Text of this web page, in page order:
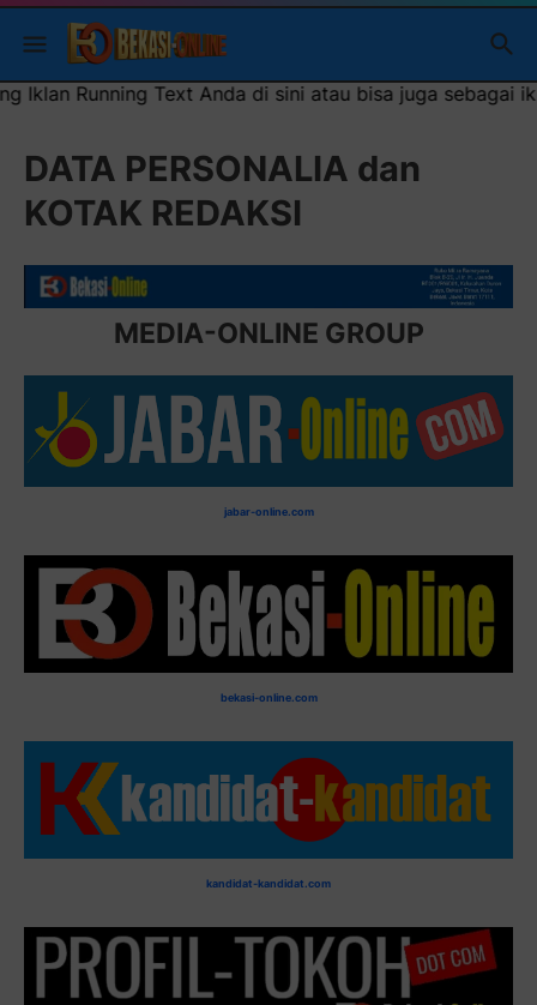
atau bisa juga sebagai iklan headliner di atas
DATA PERSONALIA dan
KOTAK REDAKSI
MEDIA-ONLINE GROUP
jabar-online.com
bekasi-online.com
kandidat-kandidat.com